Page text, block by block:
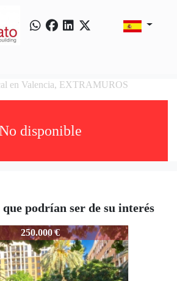
en Valencia, EXTRAMUROS
disponible
podrían ser de su interés
250.000 €